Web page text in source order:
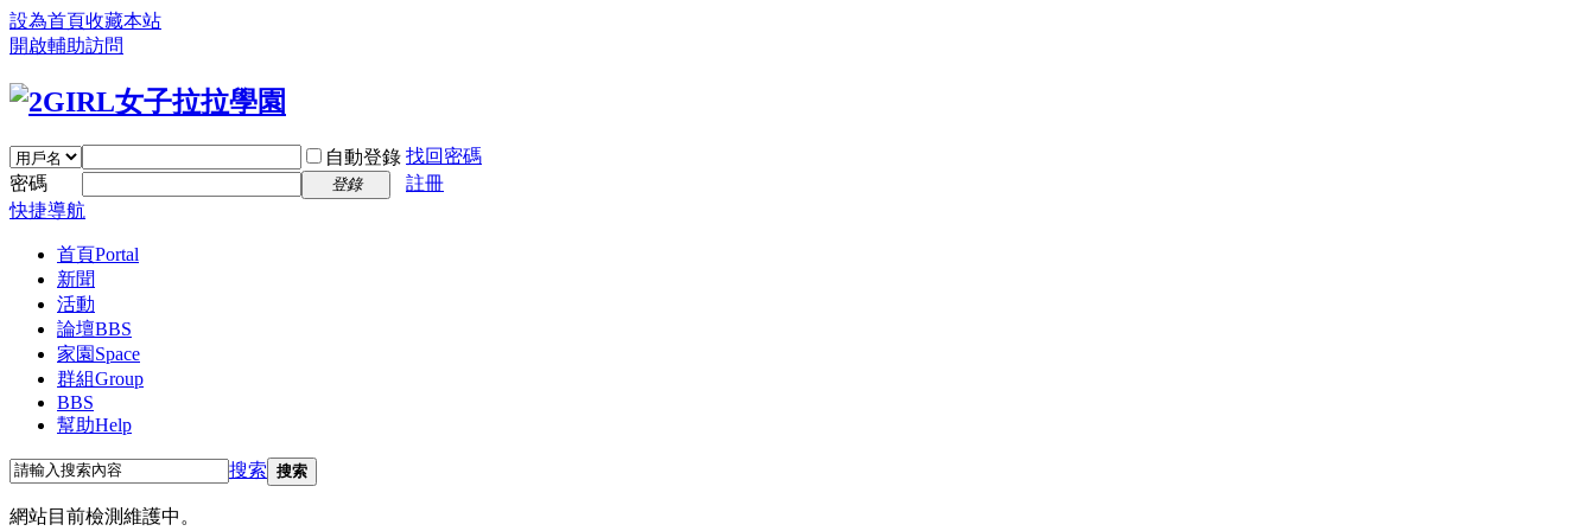
設為首頁收藏本站
開啟輔助訪問
自動登錄 找回密碼
密碼
登錄
註冊
快捷導航
首頁Portal
新聞
活動
論壇BBS
家園 Space
群組Group
BBS
幫助Help
搜索 搜索
網站目前檢測維護中。